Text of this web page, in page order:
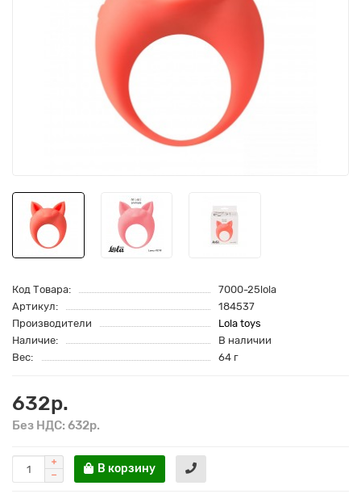
Код Товара:
7000-25lola
Артикул:
184537
Производители
Lola toys
Наличие:
В наличии
Вес:
64 г
632р.
Без НДС: 632р.
В корзину